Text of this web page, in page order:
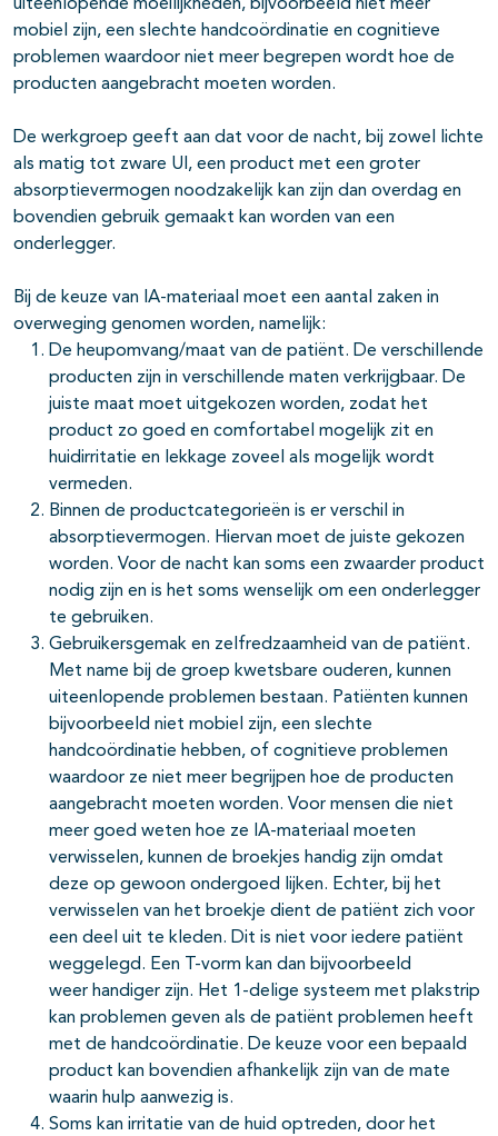
uiteenlopende moeilijkheden, bijvoorbeeld niet meer
mobiel zijn, een slechte handcoördinatie en cognitieve
problemen waardoor niet meer begrepen wordt hoe de
producten aangebracht moeten worden.
De werkgroep geeft aan dat voor de nacht, bij zowel lichte
als matig tot zware UI, een product met een groter
absorptievermogen noodzakelijk kan zijn dan overdag en
bovendien gebruik gemaakt kan worden van een
onderlegger.
Bij de keuze van IA-materiaal moet een aantal zaken in
overweging genomen worden, namelijk:
De heupomvang/maat van de patiënt. De verschillende
producten zijn in verschillende maten verkrijgbaar. De
juiste maat moet uitgekozen worden, zodat het
product zo goed en comfortabel mogelijk zit en
huidirritatie en lekkage zoveel als mogelijk wordt
vermeden.
Binnen de productcategorieën is er verschil in
absorptievermogen. Hiervan moet de juiste gekozen
worden. Voor de nacht kan soms een zwaarder product
nodig zijn en is het soms wenselijk om een onderlegger
te gebruiken.
Gebruikersgemak en zelfredzaamheid van de patiënt.
Met name bij de groep kwetsbare ouderen, kunnen
uiteenlopende problemen bestaan. Patiënten kunnen
bijvoorbeeld niet mobiel zijn, een slechte
handcoördinatie hebben, of cognitieve problemen
waardoor ze niet meer begrijpen hoe de producten
aangebracht moeten worden. Voor mensen die niet
meer goed weten hoe ze IA-materiaal moeten
verwisselen, kunnen de broekjes handig zijn omdat
deze op gewoon ondergoed lijken. Echter, bij het
verwisselen van het broekje dient de patiënt zich voor
een deel uit te kleden. Dit is niet voor iedere patiënt
weggelegd. Een T-vorm kan dan bijvoorbeeld
weer handiger zijn. Het 1-delige systeem met plakstrip
kan problemen geven als de patiënt problemen heeft
met de handcoördinatie. De keuze voor een bepaald
product kan bovendien afhankelijk zijn van de mate
waarin hulp aanwezig is.
Soms kan irritatie van de huid optreden, door het